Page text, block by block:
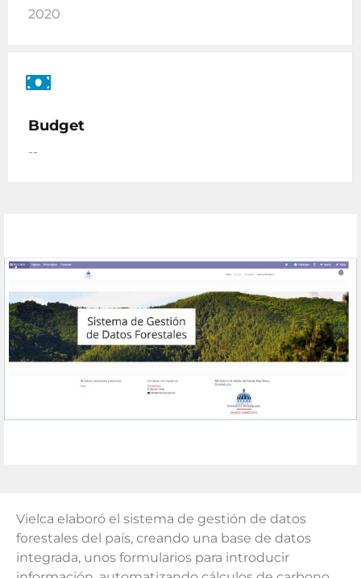
2020
Budget
--
Vielca elaboró el sistema de gestión de datos
forestales del país, creando una base de datos
integrada, unos formularios para introducir